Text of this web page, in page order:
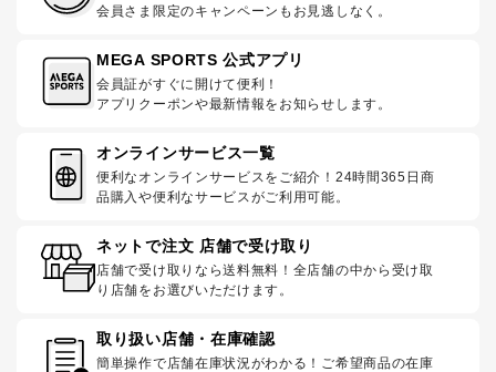
会員さま限定のキャンペーンもお見逃しなく。
MEGA SPORTS 公式アプリ
会員証がすぐに開けて便利！
アプリクーポンや最新情報をお知らせします。
オンラインサービス一覧
便利なオンラインサービスをご紹介！24時間365日商
品購入や便利なサービスがご利用可能。
ネットで注文 店舗で受け取り
店舗で受け取りなら送料無料！全店舗の中から受け取
り店舗をお選びいただけます。
取り扱い店舗・在庫確認
簡単操作で店舗在庫状況がわかる！ご希望商品の在庫